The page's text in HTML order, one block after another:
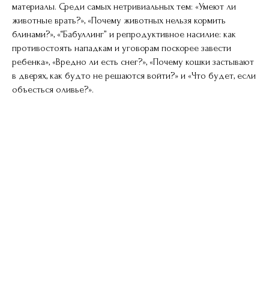
материалы. Среди самых нетривиальных тем: «Умеют ли
животные врать?», «Почему животных нельзя кормить
блинами?», «“Бабуллинг” и репродуктивное насилие: как
противостоять нападкам и уговорам поскорее завести
ребенка», «Вредно ли есть снег?», «Почему кошки застывают
в дверях, как будто не решаются войти?» и «Что будет, если
объесться оливье?».